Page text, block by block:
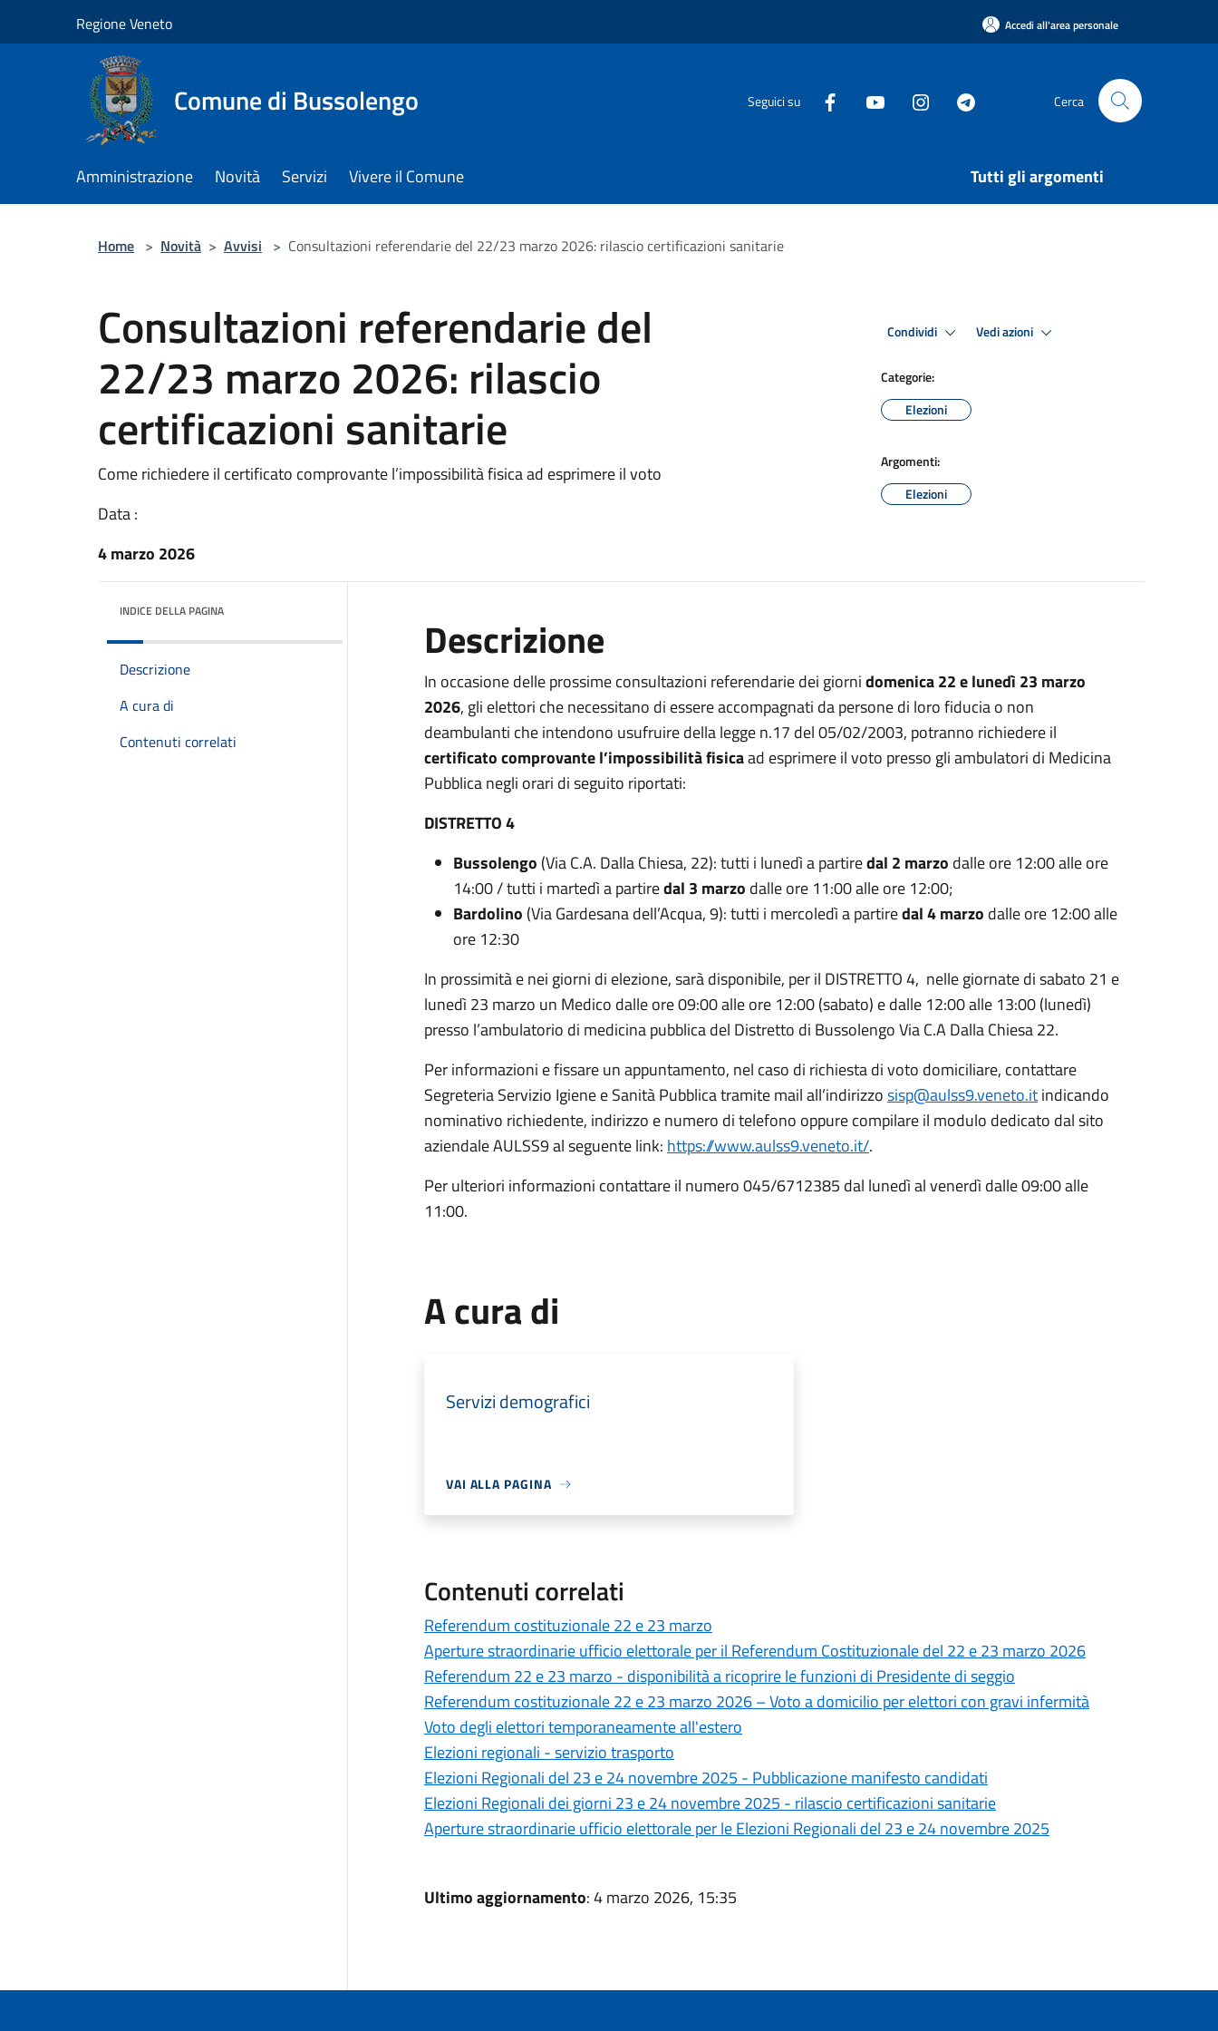
Regione Veneto Accedi all'area personale
Comune di Bussolengo Seguici su Cerca
Amministrazione Novità Servizi Vivere il Comune Tutti gli argomenti
Home > Novità > Avvisi > Consultazioni referendarie del 22/23 marzo 2026: rilascio certificazioni sanitarie
Consultazioni referendarie del
22/23 marzo 2026: rilascio
certificazioni sanitarie
Come richiedere il certificato comprovante l’impossibilità fisica ad esprimere il voto
Data :
4 marzo 2026
Condividi Vedi azioni
Categorie:
Elezioni
Argomenti:
Elezioni
INDICE DELLA PAGINA
Descrizione
A cura di
Contenuti correlati
Descrizione
In occasione delle prossime consultazioni referendarie dei giornidomenica 22 e lunedì 23 marzo
2026, gli elettori che necessitano di essere accompagnati da persone di loro fiducia o non
deambulanti che intendono usufruire della legge n.17 del 05/02/2003, potranno richiedere il
certificato comprovante l’impossibilità fisicaad esprimere il voto presso gli ambulatori di Medicina
Pubblica negli orari di seguito riportati:
DISTRETTO 4
Bussolengo (Via C.A. Dalla Chiesa, 22): tutti i lunedì a partiredal 2 marzo dalle ore 12:00 alle ore
14:00 / tutti i martedì a partiredal 3 marzo dalle ore 11:00 alle ore 12:00;
Bardolino (Via Gardesana dell’Acqua, 9): tutti i mercoledì a partiredal 4 marzo dalle ore 12:00 alle
ore 12:30
In prossimità e nei giorni di elezione, sarà disponibile, per il DISTRETTO 4, nelle giornate di sabato 21 e
lunedì 23 marzo un Medico dalle ore 09:00 alle ore 12:00 (sabato) e dalle 12:00 alle 13:00 (lunedì)
presso l’ambulatorio di medicina pubblica del Distretto di Bussolengo Via C.A Dalla Chiesa 22.
Per informazioni e fissare un appuntamento, nel caso di richiesta di voto domiciliare, contattare
Segreteria Servizio Igiene e Sanità Pubblica tramite mail all’indirizzosisp@aulss9.veneto.itindicando
nominativo richiedente, indirizzo e numero di telefono oppure compilare il modulo dedicato dal sito
aziendale AULSS9 al seguente link: https://www.aulss9.veneto.it/.
Per ulteriori informazioni contattare il numero 045/6712385 dal lunedì al venerdì dalle 09:00 alle
11:00.
A cura di
Servizi demografici
VAI ALLA PAGINA
Contenuti correlati
Referendum costituzionale 22 e 23 marzo
Aperture straordinarie ufficio elettorale per il Referendum Costituzionale del 22 e 23 marzo 2026
Referendum 22 e 23 marzo - disponibilità a ricoprire le funzioni di Presidente di seggio
Referendum costituzionale 22 e 23 marzo 2026 – Voto a domicilio per elettori con gravi infermità
Voto degli elettori temporaneamente all'estero
Elezioni regionali - servizio trasporto
Elezioni Regionali del 23 e 24 novembre 2025 - Pubblicazione manifesto candidati
Elezioni Regionali dei giorni 23 e 24 novembre 2025 - rilascio certificazioni sanitarie
Aperture straordinarie ufficio elettorale per le Elezioni Regionali del 23 e 24 novembre 2025
Ultimo aggiornamento: 4 marzo 2026, 15:35